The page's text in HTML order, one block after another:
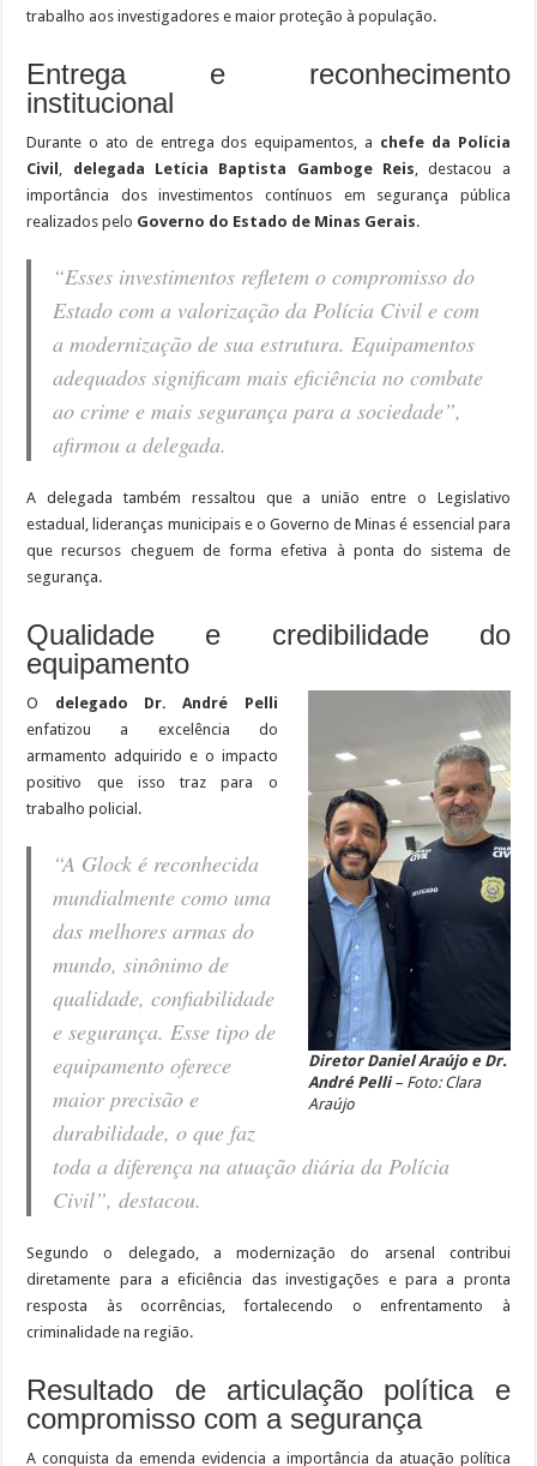
trabalho aos investigadores e maior proteção à população.
Entrega e reconhecimento
institucional
Durante o ato de entrega dos equipamentos, a chefe da Polícia
Civil
delegada Letícia Baptista Gamboge Reis , destacou a
importância dos investimentos contínuos em segurança pública
realizados pelo Governo do Estado de Minas Gerais.
“Esses investimentos refletem o compromisso do
Estado com a valorização da Polícia Civil e com
a modernização de sua estrutura. Equipamentos
adequados significam mais eficiência no combate
ao crime e mais segurança para a sociedade”,
afirmou a delegada.
A delegada também ressaltou que a união entre o Legislativo
estadual, lideranças municipais e o Governo de Minas é essencial para
que recursos cheguem de forma efetiva à ponta do sistema de
segurança.
Qualidade e credibilidade do
equipamento
Diretor Daniel Araújo e Dr.
André Pelli– Foto: Clara
Araújo
O delegado Dr. André Pelli
enfatizou a excelência do
armamento adquirido e o impacto
positivo que isso traz para o
trabalho policial.
“A Glock é reconhecida
mundialmente como uma
das melhores armas do
mundo, sinônimo de
qualidade, confiabilidade
e segurança. Esse tipo de
equipamento oferece
maior precisão e
durabilidade, o que faz
toda a diferença na atuação diária da Polícia
Civil”, destacou.
Segundo o delegado, a modernização do arsenal contribui
diretamente para a eficiência das investigações e para a pronta
resposta às ocorrências, fortalecendo o enfrentamento à
criminalidade na região.
Resultado de articulação política e
compromisso com a segurança
A conquista da emenda evidencia a importância da atuação política